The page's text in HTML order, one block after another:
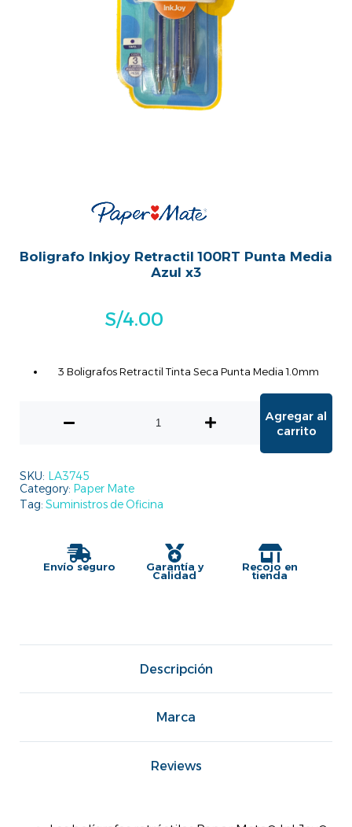
Boligrafo Inkjoy Retractil 100RT Punta Media
Azul x3
S/4.00
3 Boligrafos Retractil Tinta Seca Punta Media 1.0mm
Agregar al
carrito
SKU: LA3745
Category: Paper Mate
Tag: Suministros de Oficina
Envío seguro Garantía y
Calidad
Recojo en
tienda
Descripción
Marca
Reviews